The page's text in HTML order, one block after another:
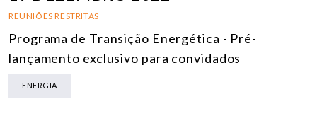
REUNIÕES RESTRITAS
Programa de Transição Energética - Pré-
lançamento exclusivo para convidados
ENERGIA